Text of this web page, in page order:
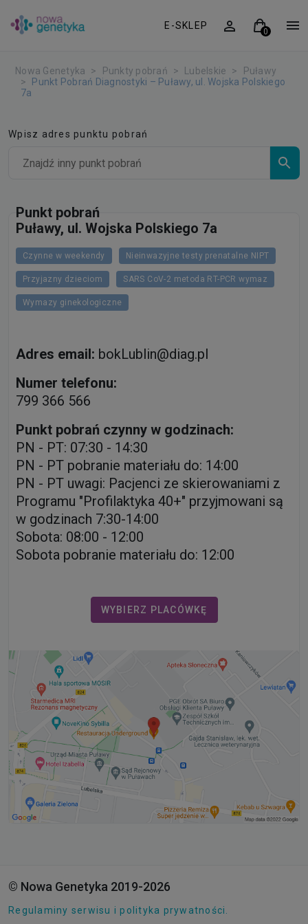
E-SKLEP
Nowa Genetyka Punkty pobrań Lubelskie
Puławy
Punkt Pobrań Diagnostyki – Puławy, ul. Wojska Polskiego
7a
Wpisz adres punktu pobrań
Punkt pobrań
Puławy, ul. Wojska Polskiego 7a
Czynne w weekendy Nieinwazyjne testy prenatalne NIPT
Przyjazny dzieciom SARS CoV-2 metoda RT-PCR wymaz
Wymazy ginekologiczne
Adres email: bokLublin@diag.pl
Numer telefonu:
799 366 566
Punkt pobrań czynny w godzinach:
PN - PT: 07:30 - 14:30
PN - PT pobranie materiału do: 14:00
PN - PT uwagi: Pacjenci ze skierowaniami z
Programu "Profilaktyka 40+" przyjmowani są
w godzinach 7:30-14:00
Sobota: 08:00 - 12:00
Sobota pobranie materiału do: 12:00
WYBIERZ PLACÓWKĘ
© Nowa Genetyka 2019-2026
Regulaminy serwisu i polityka prywatności.